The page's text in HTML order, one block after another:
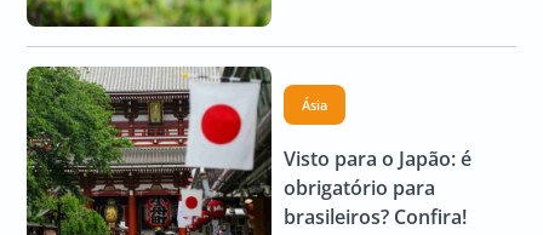
Ásia
Visto para o Japão: é
obrigatório para
brasileiros? Confira!